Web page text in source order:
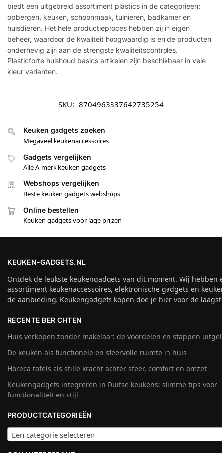
biedt een uitgebreid assortiment plastics in de categorieen:
opbergen, keuken, schoonmaak, tuinieren, badkamer en
huisdieren. Het hele productieproces hebben zij in eigen
beheer, waardoor de kwaliteit hoogwaardig is en de producten
onderhevig zijn aan de strengste kwaliteitscontroles.
Plasticforte huishoud basics artikelen zijn beschikbaar in vele
kleur varianten.
SKU: 8704963337642735254
Keuken gadgets zoeken
Megaveel keukenaccessoires
Gadgets vergelijken
Alle A-merk keuken gadgets
Webshops vergelijken
Beste keuken gadgets webshops
Online bestellen
Keuken gadgets voor lage prijzen
KEUKEN-GADGETS.NL
Ontdek de leukste keukengadgets van dit moment. Wij hebben
assortiment keukenaccessoires, elektronische gadgets en
de aanbieding. Keukengadgets kopen doe je hier voor de
RECENTE BERICHTEN
Huis verkopen zonder makelaar: de voordelen en stappen
De keuken als functionele en sfeervolle ruimte in huis
Horeca tafels als stille kracht achter sfeer, comfort en omzet
Keukengadgets integreren in Duitse keukens: slimme tips voor
functionaliteit en stijl
PRODUCTCATEGORIEËN
Een categorie selecteren